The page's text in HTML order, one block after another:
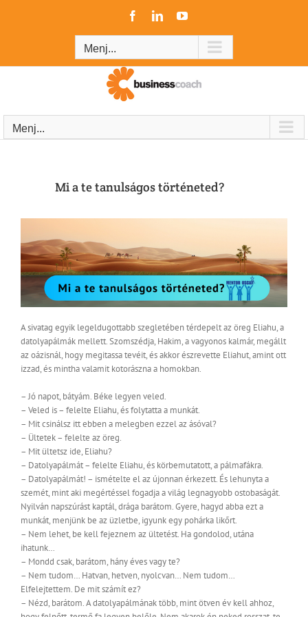
FacebookLinkedInYouTube
Menj...
Menj...
Mi a te tanulságos történeted?
A sivatag egyik legeldugottabb szegletében térdepelt az öreg Eliahu, a
datolyapálmák mellett. Szomszédja, Hakim, a vagyonos kalmár, megállt
az oázisnál, hogy megitassa tevéit, és akkor észrevette Eliahut, amint ott
izzad, és mintha valamit kotorászna a homokban.
– Jó napot, bátyám. Béke legyen veled.
– Veled is – felelte Eliahu, és folytatta a munkát.
– Mit csinálsz itt ebben a melegben ezzel az ásóval?
– Ültetek – felelte az öreg.
– Mit ültetsz ide, Eliahu?
– Datolyapálmát – felelte Eliahu, és körbemutatott, a pálmafákra.
– Datolyapálmát! – ismételte el az újonnan érkezett. És lehunyta a
szemét, mint aki megértéssel fogadja a világ legnagyobb ostobaságát.
Nyilván napszúrást kaptál, drága barátom. Gyere, hagyd abba ezt a
munkát, menjünk be az üzletbe, igyunk egy pohárka likőrt.
– Nem lehet, be kell fejeznem az ültetést. Ha gondolod, utána
ihatunk…
– Mondd csak, barátom, hány éves vagy te?
– Nem tudom… Hatvan, hetven, nyolcvan… Nem tudom…
Elfelejtettem. De mit számít ez?
– Nézd, barátom. A datolyapálmának több, mint ötven év kell ahhoz,